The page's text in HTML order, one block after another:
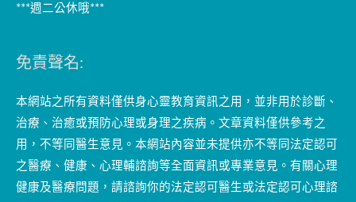
***週二公休哦***
免責聲名:
本網站之所有資料僅供身心靈教育資訊之用，並非用於診斷、
治療、治癒或預防心理或身理之疾病。文章資料僅供參考之
用，不等同醫生意見。本網站內容並未提供亦不等同法定認可
之醫療、健康、心理輔諮詢等全面資訊或專業意見。有關心理
健康及醫療問題，請諮詢你的法定認可醫生或法定認可心理諮